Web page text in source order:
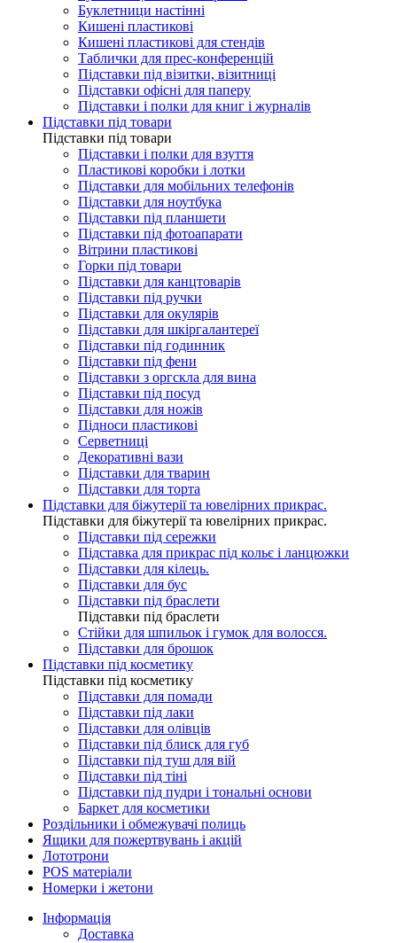
Буклетници настінні
Кишені пластикові
Кишені пластикові для стендів
Таблички для прес-конференцій
Підставки під візитки, візитниці
Підставки офісні для паперу
Підставки і полки для книг і журналів
Підставки під товари
Підставки під товари
Підставки і полки для взуття
Пластикові коробки і лотки
Підставки для мобільних телефонів
Підставки для ноутбука
Підставки під планшети
Підставки під фотоапарати
Вітрини пластикові
Горки під товари
Підставки для канцтоварів
Підставки під ручки
Підставки для окулярів
Підставки для шкіргалантереї
Підставки під годинник
Підставки під фени
Підставки з оргскла для вина
Підставки під посуд
Підставки для ножів
Підноси пластикові
Серветниці
Декоративні вази
Підставки для тварин
Підставки для торта
Підставки для біжутерії та ювелірниx прикрас.
Підставки для біжутерії та ювелірниx прикрас.
Підставки під сережки
Підставка для прикрас під кольє і ланцюжки
Підставки для кілець.
Підставки для бус
Підставки під браслети
Підставки під браслети
Стійки для шпильок і гумок для волосся.
Підставки для брошок
Підставки під косметику
Підставки під косметику
Підставки для помади
Підставки під лаки
Підставки для олівців
Підставки під блиск для губ
Підставки під туш для вій
Підставки під тіні
Підставки під пудри і тональні основи
Баркет для косметики
Роздільники і обмежувачі полиць
Ящики для пожертвувань і акцій
Лототрони
POS матеріали
Номерки і жетони
Інформація
Доставка